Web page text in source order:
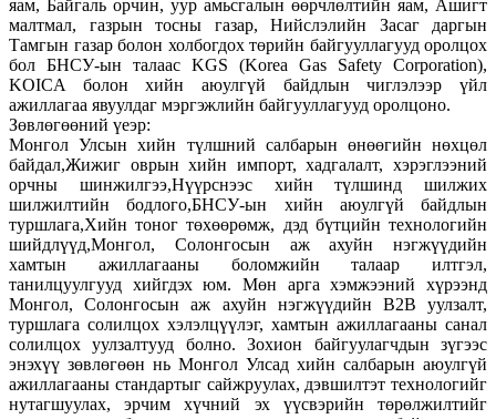
яам, Байгаль орчин, уур амьсгалын өөрчлөлтийн яам, Ашигт
малтмал, газрын тосны газар, Нийслэлийн Засаг даргын
Тамгын газар болон холбогдох төрийн байгууллагууд оролцох
бол БНСУ-ын талаас KGS (Korea Gas Safety Corporation),
KOICA болон хийн аюулгүй байдлын чиглэлээр үйл
ажиллагаа явуулдаг мэргэжлийн байгууллагууд оролцоно.
Зөвлөгөөний үеэр:
Монгол Улсын хийн түлшний салбарын өнөөгийн нөхцөл
байдал,Жижиг оврын хийн импорт, хадгалалт, хэрэглээний
орчны шинжилгээ,Нүүрснээс хийн түлшинд шилжих
шилжилтийн бодлого,БНСУ-ын хийн аюулгүй байдлын
туршлага,Хийн тоног төхөөрөмж, дэд бүтцийн технологийн
шийдлүүд,Монгол, Солонгосын аж ахуйн нэгжүүдийн
хамтын ажиллагааны боломжийн талаар илтгэл,
танилцуулгууд хийгдэх юм. Мөн арга хэмжээний хүрээнд
Монгол, Солонгосын аж ахуйн нэгжүүдийн B2B уулзалт,
туршлага солилцох хэлэлцүүлэг, хамтын ажиллагааны санал
солилцох уулзалтууд болно. Зохион байгуулагчдын зүгээс
энэхүү зөвлөгөөн нь Монгол Улсад хийн салбарын аюулгүй
ажиллагааны стандартыг сайжруулах, дэвшилтэт технологийг
нутагшуулах, эрчим хүчний эх үүсвэрийн төрөлжилтийг